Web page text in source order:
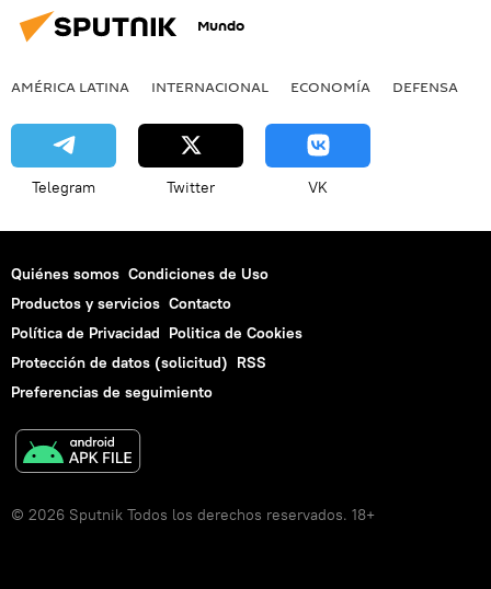
Mundo
AMÉRICA LATINA INTERNACIONAL ECONOMÍA DEFENSA
Telegram Twitter VK
Quiénes somos Condiciones de Uso
Productos y servicios Contacto
Política de Privacidad Politica de Cookies
Protección de datos (solicitud) RSS
Preferencias de seguimiento
© 2026 Sputnik Todos los derechos reservados. 18+